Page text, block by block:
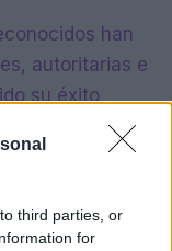
third parties, or
for
han
autoritarias e
su éxito
de